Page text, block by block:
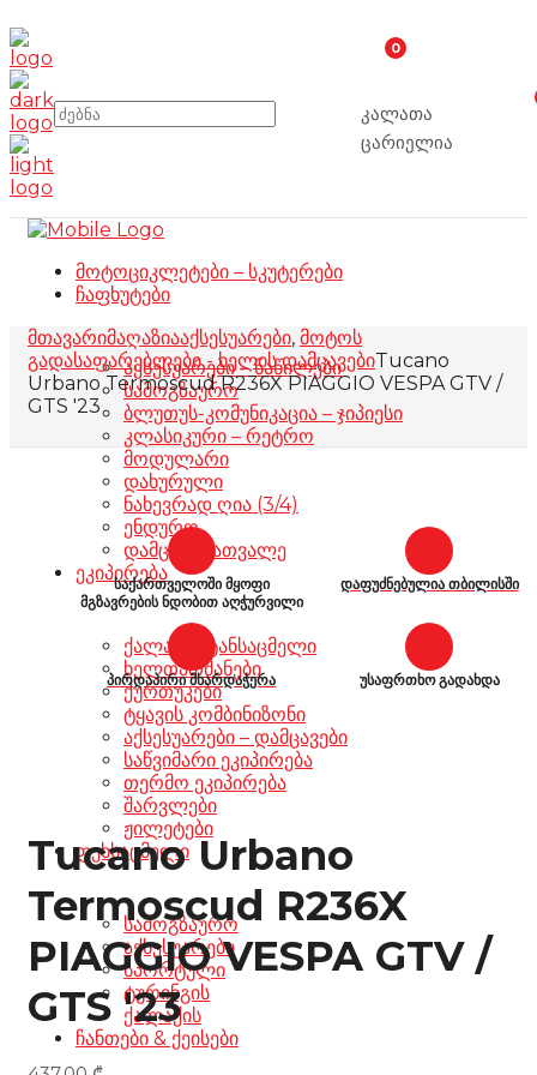
0
კალათა
ცარიელია
მოტოციკლეტები – სკუტერები
ჩაფხუტები
აქსესუარები – ნაწილები
სამოგზაურო
ბლუთუს-კომუნიკაცია – ჯიპიესი
კლასიკური – რეტრო
მოდულარი
დახურული
ნახევრად ღია (3/4)
ენდურო
დამცავი სათვალე
ეკიპირება
ქალაქის ტანსაცმელი
ხელთათმანები
ქურთუკები
ტყავის კომბინიზონი
აქსესუარები – დამცავები
საწვიმარი ეკიპირება
თერმო ეკიპირება
შარვლები
ჟილეტები
ფეხსაცმელი
სამოგზაურო
აქსესუარები
სპორტული
ტურინგის
ქალაქის
ჩანთები & ქეისები
მთავარიმაღაზიააქსესუარები, მოტოს
გადასაფარებლები - ხელის დამცავებიTucano
Urbano Termoscud R236X PIAGGIO VESPA GTV /
GTS '23
საქართველოში მყოფი
მგზავრების ნდობით აღჭურვილი
დაფუძნებულია თბილისში
პირდაპირი მხარდაჭერა უსაფრთხო გადახდა
Tucano Urbano
Termoscud R236X
PIAGGIO VESPA GTV /
GTS '23